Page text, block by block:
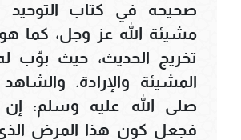
صحيحه في كتاب التوحيد
مشيئة الله عز وجل، كما
تخريج الحديث، حيث بوّب
المشيئة والإرادة.
صلى الله عليه وسلم: إن
فجعل كون هذا المرض